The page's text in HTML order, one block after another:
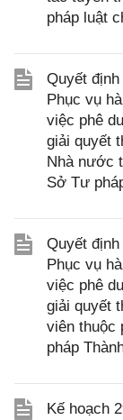
pháp luật
Quyết
Phục vụ
việc phê
giải quyết
Nhà nước
Sở Tư
Quyết
Phục vụ
việc phê
giải quyết
viên thuộc
pháp
Kế hoạch